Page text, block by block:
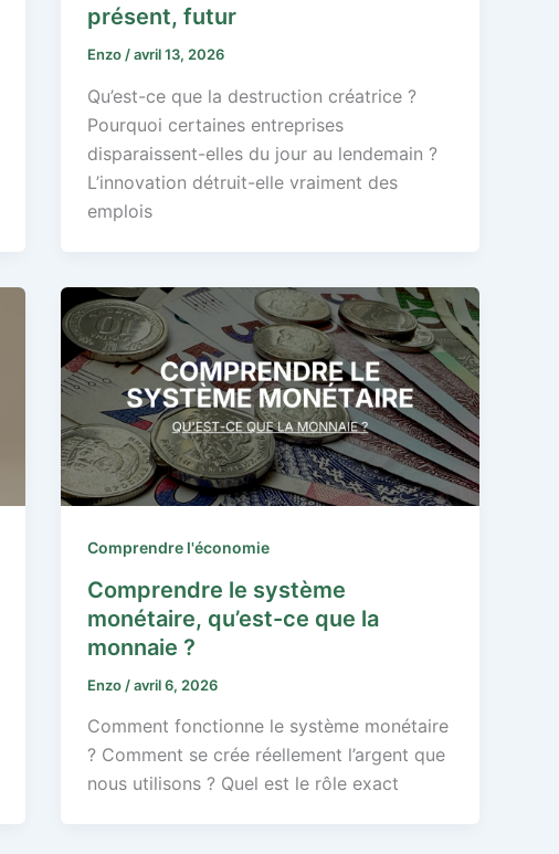
présent, futur
Enzo /avril 13, 2026
Qu’est-ce que la destruction créatrice ?
Pourquoi certaines entreprises
disparaissent-elles du jour au lendemain ?
L’innovation détruit-elle vraiment des
emplois
Comprendre l'économie
Comprendre le système
monétaire, qu’est-ce que la
monnaie ?
Enzo /avril 6, 2026
Comment fonctionne le système monétaire
? Comment se crée réellement l’argent que
nous utilisons ? Quel est le rôle exact